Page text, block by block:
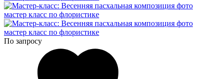
По запросу